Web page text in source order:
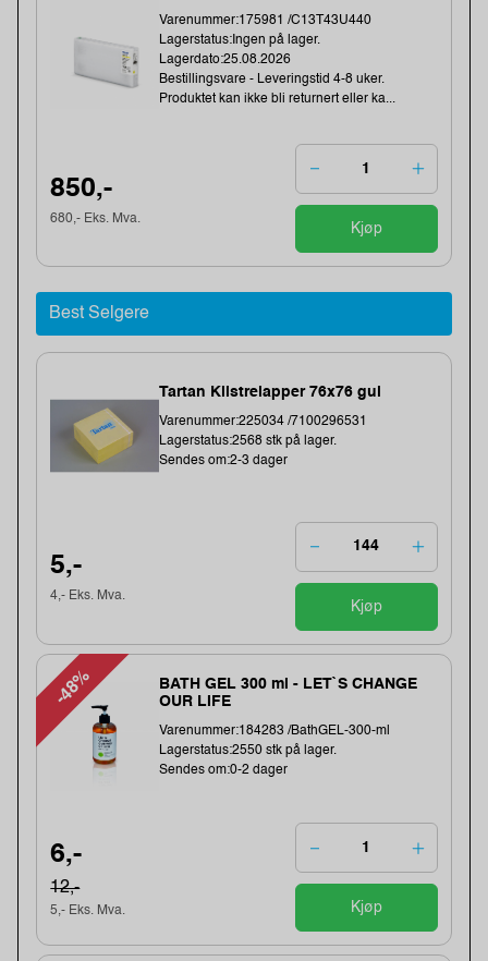
Varenummer:175981 /C13T43U440
Lagerstatus:Ingen på lager.
Lagerdato:25.08.2026
Bestillingsvare - Leveringstid 4-8 uker.
Produktet kan ikke bli returnert eller ka...
850,-
680,- Eks. Mva.
Kjøp
Best Selgere
Tartan Klistrelapper 76x76 gul
Varenummer:225034 /7100296531
Lagerstatus:2568 stk på lager.
Sendes om:2-3 dager
5,-
4,- Eks. Mva.
Kjøp
-48%
BATH GEL 300 ml - LET`S CHANGE
OUR LIFE
Varenummer:184283 /BathGEL-300-ml
Lagerstatus:2550 stk på lager.
Sendes om:0-2 dager
6,-
12,-
5,- Eks. Mva. Kjøp